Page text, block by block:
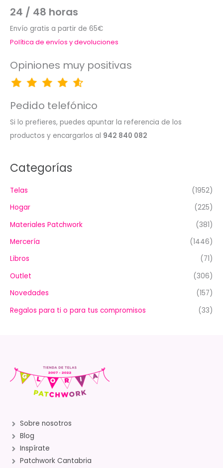
24 / 48 horas
Envío gratis a partir de 65€
Política de envíos y devoluciones
Opiniones muy positivas
Pedido telefónico
Si lo prefieres, puedes apuntar la referencia de los
productos y encargarlos al 942 840 082
Categorías
Telas
(1952)
Hogar
(225)
Materiales Patchwork
(381)
Mercería
(1446)
Libros
(71)
Outlet
(306)
Novedades
(157)
Regalos para ti o para tus compromisos
(33)
Sobre nosotros
Blog
Inspírate
Patchwork Cantabria